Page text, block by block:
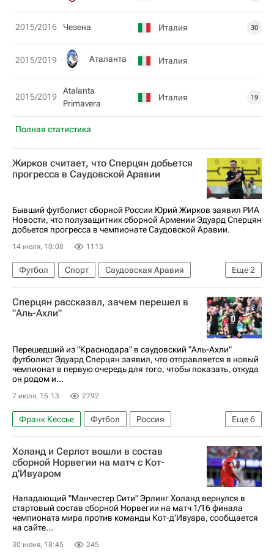
Полная статистика
2015/2016 Чезена Италия 30
2015/2019 Аталанта Италия
2015/2019
Atalanta
Primavera
Италия 19
Жирков считает, что Сперцян добьется
прогресса в Саудовской Аравии
Бывший футболист сборной России Юрий Жирков заявил РИА
Новости, что полузащитник сборной Армении Эдуард Сперцян
добьется прогресса в чемпионате Саудовской Аравии.
14 июля, 10:08 1113
Еще2
Футбол Спорт
Саудовская Аравия
Европа
Россия
Сперцян рассказал, зачем перешел в
"Аль-Ахли"
Перешедший из "Краснодара" в саудовский "Аль-Ахли"
футболист Эдуард Сперцян заявил, что отправляется в новый
чемпионат в первую очередь для того, чтобы показать, откуда
он родом и...
7 июля, 15:13 2792
Еще6
Франк Кессье Футбол
Россия
Ставрополь
Саудовская Аравия
Эдуар Менди
Аль-Ахли (Каир)
Краснодар
Эдуард Сперцян
Холанд и Серлот вошли в состав
сборной Норвегии на матч с Кот-
д'Ивуаром
Нападающий "Манчестер Сити" Эрлинг Холанд вернулся в
стартовый состав сборной Норвегии на матч 1/16 финала
чемпионата мира против команды Кот-д'Ивуара, сообщается
на сайте...
30 июня, 18:45 245